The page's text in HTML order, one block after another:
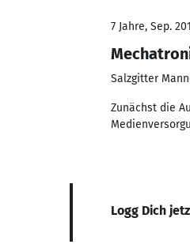
7 Jahre, Sep.
Salzgitter
Zunächst die
Logg Dich